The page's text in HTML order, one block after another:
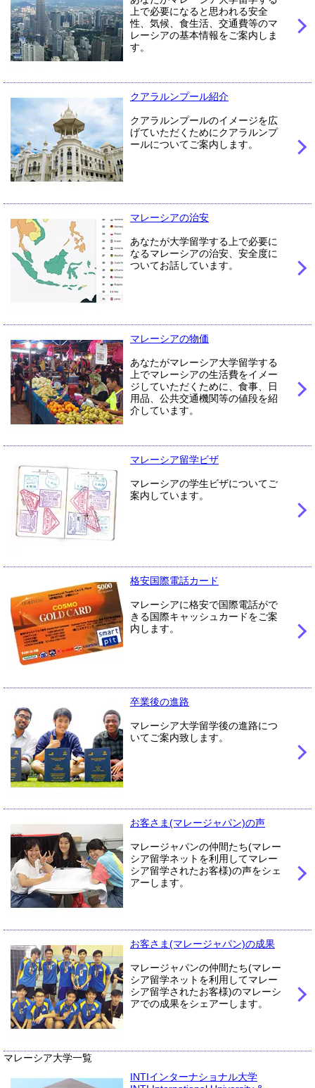
上で必要になると思われる安全
性、気候、食生活、交通費等のマ
レーシアの基本情報をご案内しま
す。
クアラルンプール紹介
クアラルンプールのイメージを広
げていただくためにクアラルンプ
ールについてご案内します。
マレーシアの治安
あなたが大学留学する上で必要に
なるマレーシアの治安、安全度に
ついてお話しています。
マレーシアの物価
あなたがマレーシア大学留学する
上でマレーシアの生活費をイメー
ジしていただくために、食事、日
用品、公共交通機関等の値段を紹
介しています。
マレーシア留学ビザ
マレーシアの学生ビザについてご
案内しています。
格安国際電話カード
マレーシアに格安で国際電話がで
きる国際キャッシュカードをご案
内します。
卒業後の進路
マレーシア大学留学後の進路につ
いてご案内致します。
お客さま(マレージャパン)の声
マレージャパンの仲間たち(マレー
シア留学ネットを利用してマレー
シア留学されたお客様)の声をシェ
アーします。
お客さま(マレージャパン)の成果
マレージャパンの仲間たち(マレー
シア留学ネットを利用してマレー
シア留学されたお客様)のマレーシ
アでの成果をシェアーします。
マレーシア大学一覧
INTIインターナショナル大学